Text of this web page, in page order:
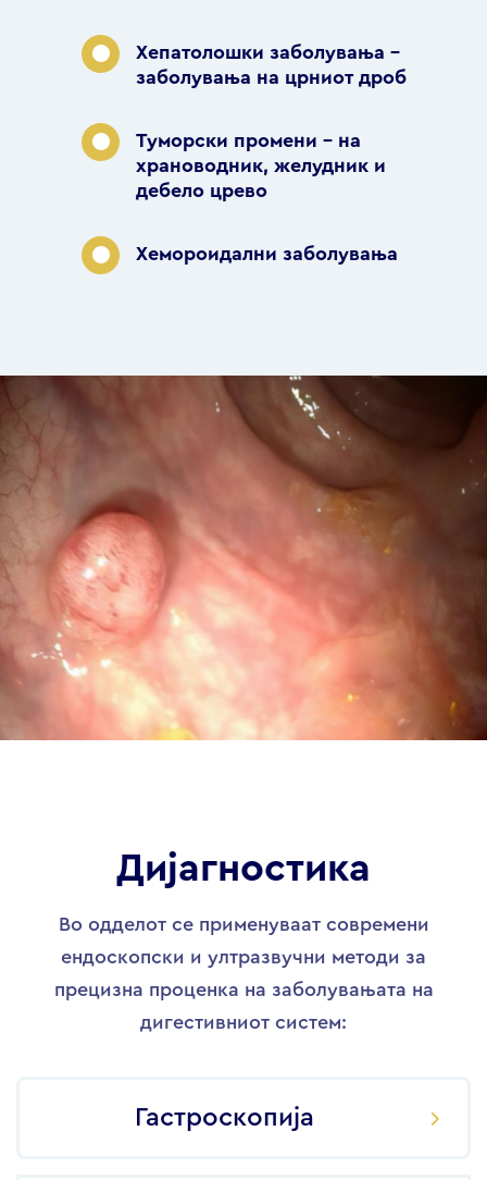
Хепатолошки заболувања –
заболувања на црниот дроб
Туморски промени – на
храноводник, желудник и
дебело црево
Хемороидални заболувања
Дијагностика
Во одделот се применуваат современи
ендоскопски и ултразвучни методи за
прецизна проценка на заболувањата на
дигестивниот систем:
Гастроскопија